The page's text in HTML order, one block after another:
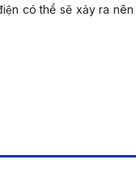
có thể sẽ xảy ra